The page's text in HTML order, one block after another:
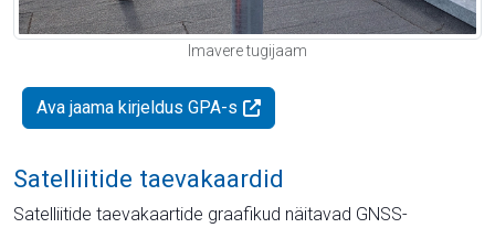
Imavere tugijaam
Ava jaama kirjeldus GPA-s
Satelliitide taevakaardid
Satelliitide taevakaartide graafikud näitavad GNSS-